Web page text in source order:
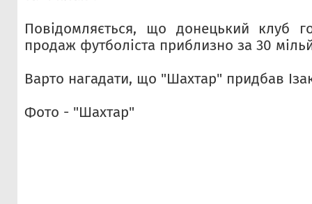
Повідомляється, що донецький клуб
продаж футболіста приблизно за 30
Варто нагадати, що "Шахтар" придбав
Фото - "Шахтар"